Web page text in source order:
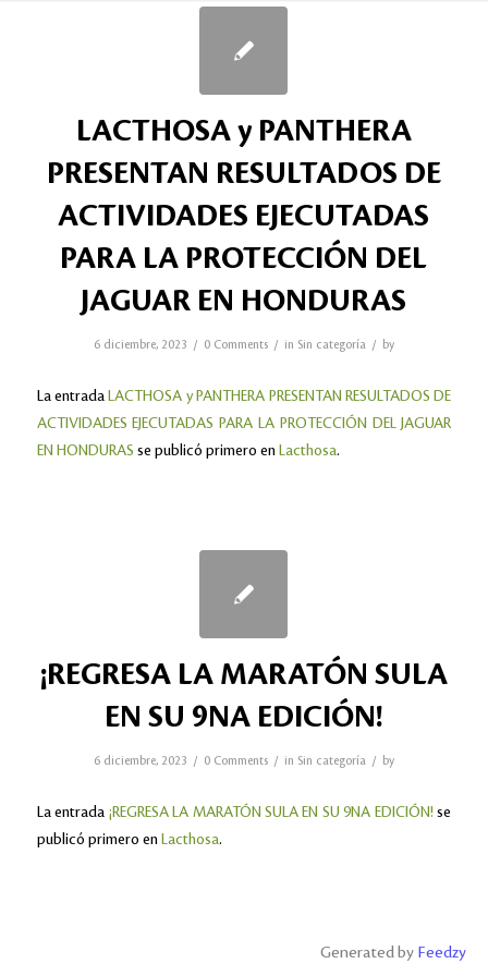
LACTHOSA y PANTHERA
PRESENTAN RESULTADOS DE
ACTIVIDADES EJECUTADAS
PARA LA PROTECCIÓN DEL
JAGUAR EN HONDURAS
6 diciembre, 2023 / 0 Comments / in Sin categoría / by
La entradaLACTHOSA y PANTHERA PRESENTAN RESULTADOS DE
ACTIVIDADES EJECUTADAS PARA LA PROTECCIÓN DEL JAGUAR
EN HONDURAS se publicó primero en Lacthosa.
¡REGRESA LA MARATÓN SULA
EN SU 9NA EDICIÓN!
6 diciembre, 2023 / 0 Comments / in Sin categoría / by
La entrada ¡REGRESA LA MARATÓN SULA EN SU 9NA EDICIÓN! se
publicó primero en Lacthosa.
Generated by Feedzy